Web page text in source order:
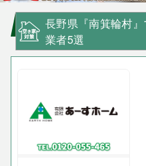
長野県『南箕輪村
業者5選